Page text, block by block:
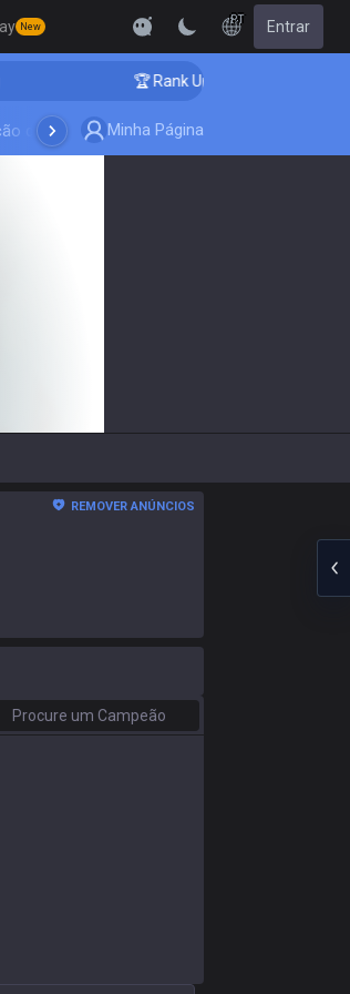
New
PT Entrar
🏆 Rank Up in 3 Days! Challenger
do jogo Minha Página
REMOVER ANÚNCIOS
um Campeão